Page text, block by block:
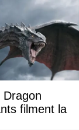
filment la